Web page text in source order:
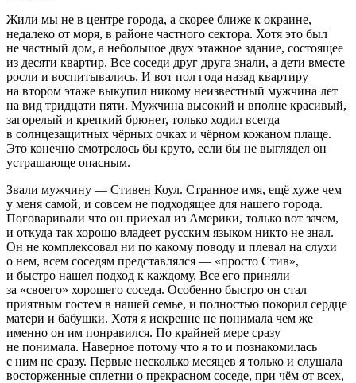
Жили мы не в центре города, а скорее ближе к окраине,
недалеко от моря, в районе частного сектора. Хотя это был
не частный дом, а небольшое двух этажное здание, состоящее
из десяти квартир. Все соседи друг друга знали, а дети вместе
росли и воспитывались. И вот пол года назад квартиру
на втором этаже выкупил никому неизвестный мужчина лет
на вид тридцати пяти. Мужчина высокий и вполне красивый,
загорелый и крепкий брюнет, только ходил всегда
в солнцезащитных чёрных очках и чёрном кожаном плаще.
Это конечно смотрелось бы круто, если бы не выглядел он
устрашающе опасным.
Звали мужчину — Стивен Коул. Странное имя, ещё хуже чем
у меня самой, и совсем не подходящее для нашего города.
Поговаривали что он приехал из Америки, только вот зачем,
и откуда так хорошо владеет русским языком никто не знал.
Он не комплексовал ни по какому поводу и плевал на слухи
о нем, всем соседям представлялся — «просто Стив»,
и быстро нашел подход к каждому. Все его приняли
за «своего» хорошего соседа. Особенно быстро он стал
приятным гостем в нашей семье, и полностью покорил сердце
матери и бабушки. Хотя я искренне не понимала чем же
именно он им понравился. По крайней мере сразу
не понимала. Наверное потому что я то и познакомилась
с ним не сразу. Первые несколько месяцев я только и слушала
восторженные сплетни о прекрасном соседе, при чём от всех,